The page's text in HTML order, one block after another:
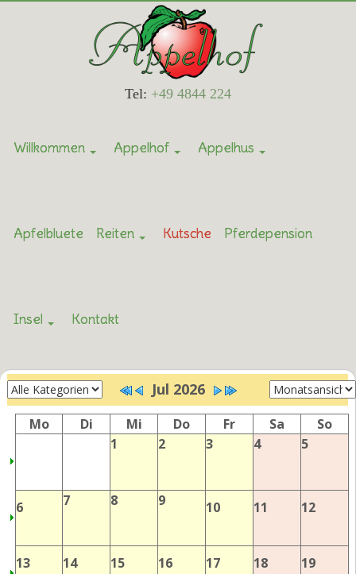
Tel: +49 4844 224
Willkommen Appelhof Appelhus
Apfelbluete Reiten Kutsche Pferdepension
Insel Kontakt
Jul 2026
Mo Di Mi Do Fr Sa
So
1
2 3 4 5
6 7 8 9 10 11 12
13 14 15 16 17 18 19